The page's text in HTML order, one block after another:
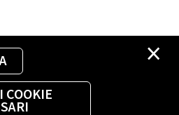
×
COOKIE